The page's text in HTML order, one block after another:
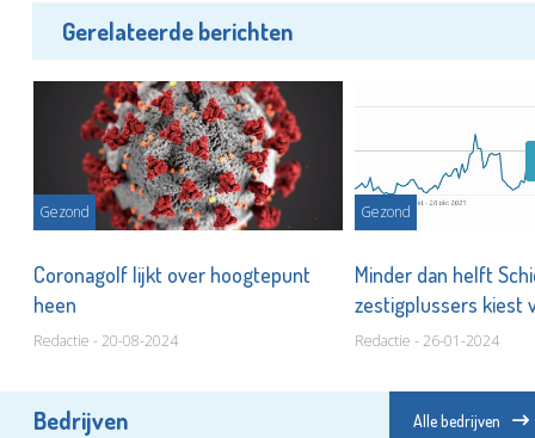
Gerelateerde berichten
Gezond
Coronagolf lijkt over hoogtepunt
heen
Redactie - 20-08-2024
Gezond
Minder dan helft
zestigplussers kiest
Redactie - 26-01-2024
Bedrijven Alle bedrijven